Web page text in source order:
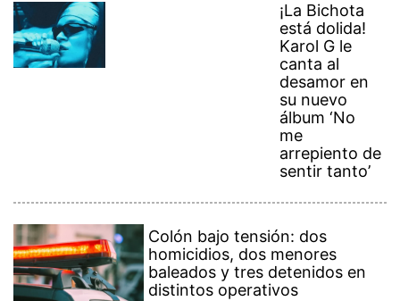
¡La Bichota
está dolida!
Karol G le
canta al
desamor en
su nuevo
álbum ‘No
me
arrepiento de
sentir tanto’
Colón bajo tensión: dos
homicidios, dos menores
baleados y tres detenidos en
distintos operativos